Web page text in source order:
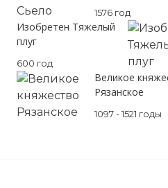
1576 год
Изобретен Тяжелый
плуг
600 год
Великое
Рязанское
1097 - 1521 годы